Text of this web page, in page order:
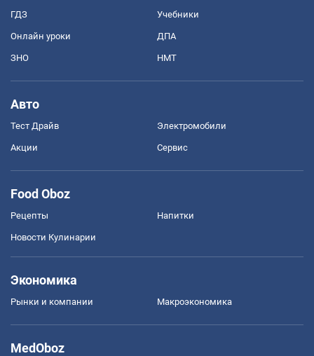
ГДЗ Учебники
Онлайн уроки ДПА
ЗНО НМТ
Авто
Тест Драйв Электромобили
Акции Сервис
Food Oboz
Рецепты Напитки
Новости Кулинарии
Экономика
Рынки и компании Mакроэкономика
MedOboz